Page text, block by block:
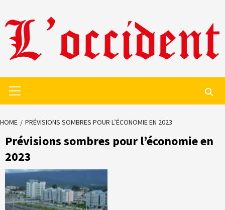
to
content
Menu
HOME PRÉVISIONS SOMBRES POUR L’ÉCONOMIE EN 2023
Prévisions sombres pour l’économie en
2023